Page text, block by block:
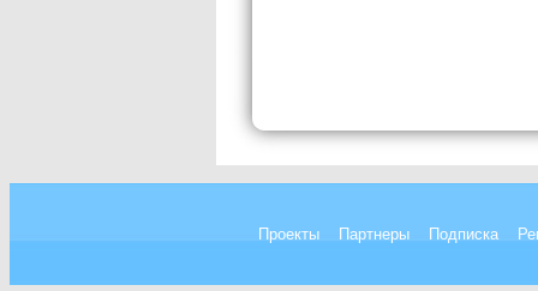
Проекты Партнеры Подписка